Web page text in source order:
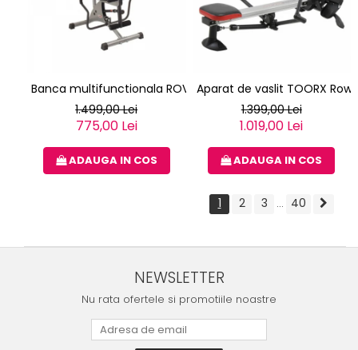
Banca multifunctionala ROVERA HYDRO MASTER
1.499,00 Lei
775,00 Lei
ADAUGA IN COS
Aparat de vaslit TOORX
1.399,00 Lei
1.019,00 Lei
ADAUGA IN COS
1 2 3 ... 40
NEWSLETTER
Nu rata ofertele si promotiile noastre